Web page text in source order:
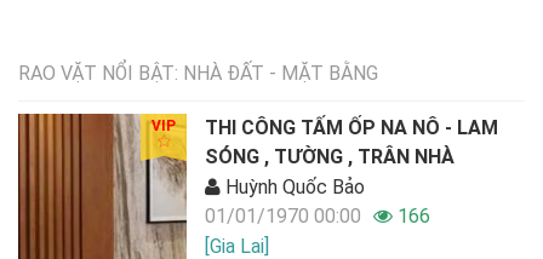
RAO VẶT NỔI BẬT: NHÀ ĐẤT - MẶT BẰNG
VIP
THI CÔNG TẤM ỐP NA NÔ - LAM
SÓNG , TƯỜNG , TRÂN NHÀ
Huỳnh Quốc Bảo
01/01/1970 00:00
166
[Gia Lai]